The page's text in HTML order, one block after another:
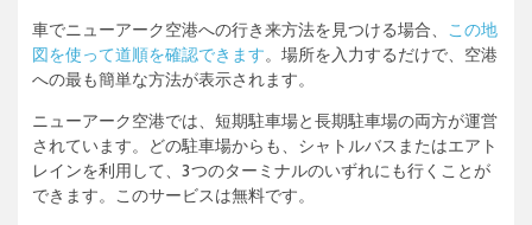
車でニューアーク空港への行き来方法を見つける場合、
この地
図を使って道順を確認できます。場所を入力するだけで、空港
への最も簡単な方法が表示されます。
ニューアーク空港では、短期駐車場と長期駐車場の両方が運営
されています。どの駐車場からも、シャトルバスまたはエアト
レインを利用して、3つのターミナルのいずれにも行くことが
できます。このサービスは無料です。